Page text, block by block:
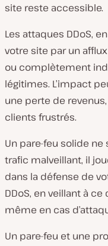
site reste accessible.
Les attaques DDoS,
votre site par un
ou complètement
légitimes. L’impact
une perte de
clients frustrés.
Un pare-feu solide
trafic malveillant, il
dans la défense de
DDoS, en veillant à
même en cas
Un pare-feu et une